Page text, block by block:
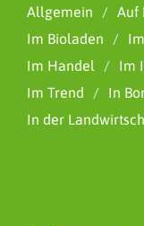
Allgemein
Auf
Im Bioladen
Im Handel
Im
Im Trend
In
In der